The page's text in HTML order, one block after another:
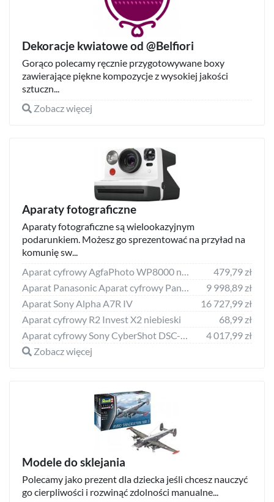
Dekoracje kwiatowe od @Belfiori
Gorąco polecamy ręcznie przygotowywane boxy
zawierające piękne kompozycje z wysokiej jakości
sztuczn...
Zobacz więcej
Aparaty fotograficzne
Aparaty fotograficzne są wielookazyjnym
podarunkiem. Możesz go sprezentować na przyład na
komunię sw...
Aparat cyfrowy AgfaPhoto WP8000 niebieski
479,79 zł
Aparat Panasonic Aparat cyfrowy Panasonic Lumix DC-S5 + ob. 20-60
9 998,89 zł
Aparat Sony Alpha A7R IV
16 727,99 zł
Aparat cyfrowy R2 Invest X2 niebieski
68,99 zł
Aparat cyfrowy Sony CyberShot DSC-RX100 VA czarny
4 017,99 zł
Zobacz więcej
Modele do sklejania
Polecamy jako prezent dla dziecka jeśli chcesz nauczyć
go cierpliwości i rozwinąć zdolności manualne...